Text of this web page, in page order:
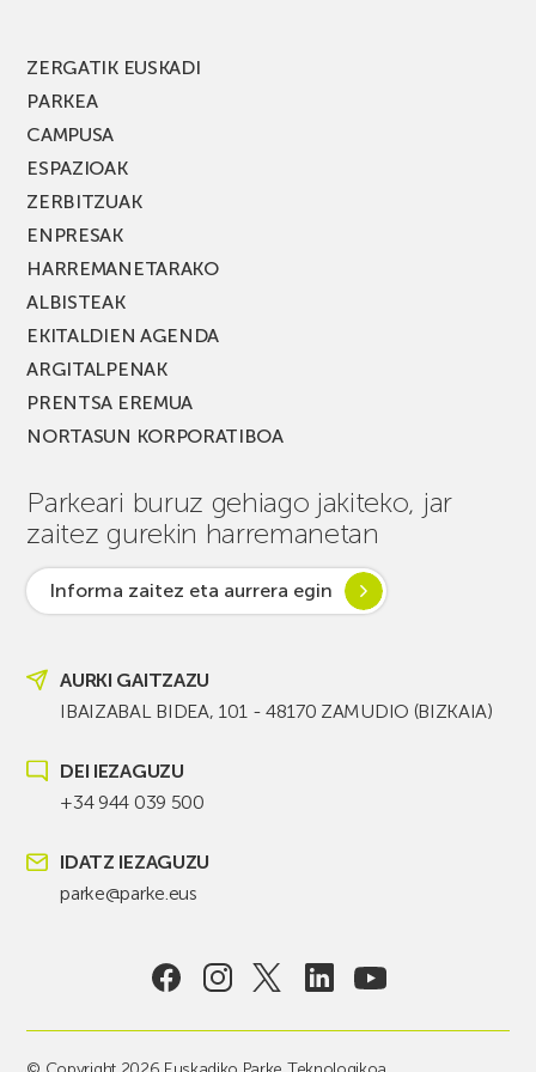
ZERGATIK EUSKADI
PARKEA
CAMPUSA
ESPAZIOAK
ZERBITZUAK
ENPRESAK
HARREMANETARAKO
ALBISTEAK
EKITALDIEN AGENDA
ARGITALPENAK
PRENTSA EREMUA
NORTASUN KORPORATIBOA
Parkeari buruz gehiago jakiteko, jar
zaitez gurekin harremanetan
Informa zaitez eta aurrera egin
AURKI GAITZAZU
IBAIZABAL BIDEA, 101 - 48170 ZAMUDIO (BIZKAIA)
DEI IEZAGUZU
+34 944 039 500
IDATZ IEZAGUZU
parke@parke.eus